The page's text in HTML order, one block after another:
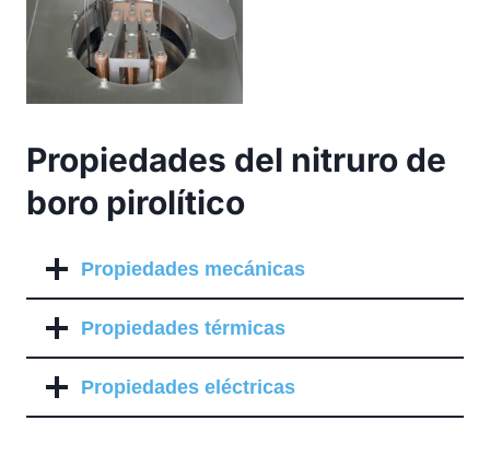
Propiedades del nitruro de
boro pirolítico
Propiedades mecánicas
Propiedades térmicas
Propiedades eléctricas